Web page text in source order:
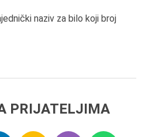
naziv za bilo koji broj
PRIJATELJIMA